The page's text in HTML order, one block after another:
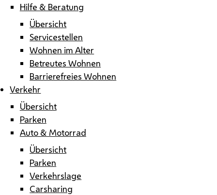
Hilfe & Beratung
Übersicht
Servicestellen
Wohnen im Alter
Betreutes Wohnen
Barrierefreies Wohnen
Verkehr
Übersicht
Parken
Auto & Motorrad
Übersicht
Parken
Verkehrslage
Carsharing